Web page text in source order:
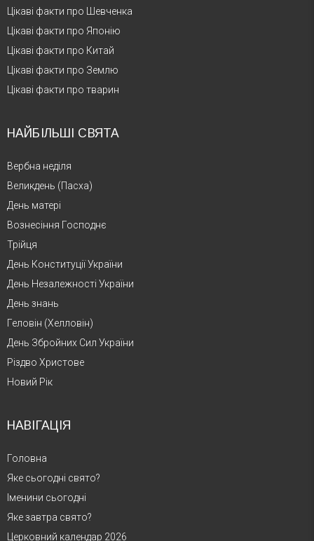
Цікаві факти про Шевченка
Цікаві факти про Японію
Цікаві факти про Китай
Цікаві факти про Землю
Цікаві факти про тварин
НАЙБІЛЬШІ СВЯТА
Вербна неділя
Великдень (Пасха)
День матері
Вознесіння Господнє
Трійця
День Конституції України
День Незалежності України
День знань
Геловін (Хелловін)
День Збройних Сил України
Різдво Христове
Новий Рік
НАВІГАЦІЯ
Головна
Яке сьогодні свято?
Іменини сьогодні
Яке завтра свято?
Церковний календар 2026